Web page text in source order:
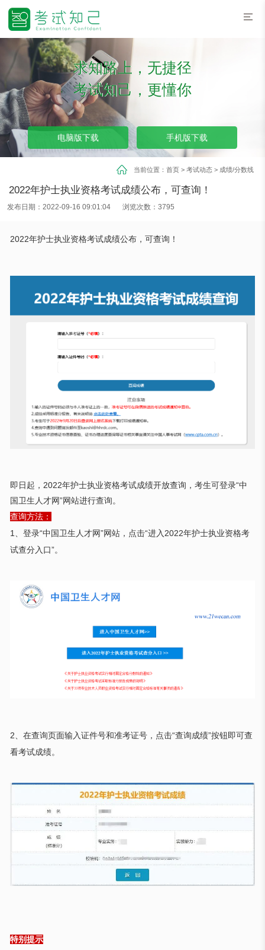
求知路上，无捷径
考试知己，更懂你
电脑版下载 手机版下载
当前位置： 首页> 考试动态> 成绩/分数线
2022年护士执业资格考试成绩公布，可查询！
发布日期：2022-09-16 09:01:04 浏览次数：3795
2022年护士执业资格考试成绩公布，可查询！
即日起， 2022年护士执业资格考试成绩开放查询，考生可登录“中
国卫生人才网”网站进行查询。
查询方法：
1、登录“中国卫生人才网”网站，点击“进入2022年护士执业资格考
试查分入口”。
2 、在查询页面输入证件号和准考证号，点击“查询成绩”按钮即可查
看考试成绩。
特别提示